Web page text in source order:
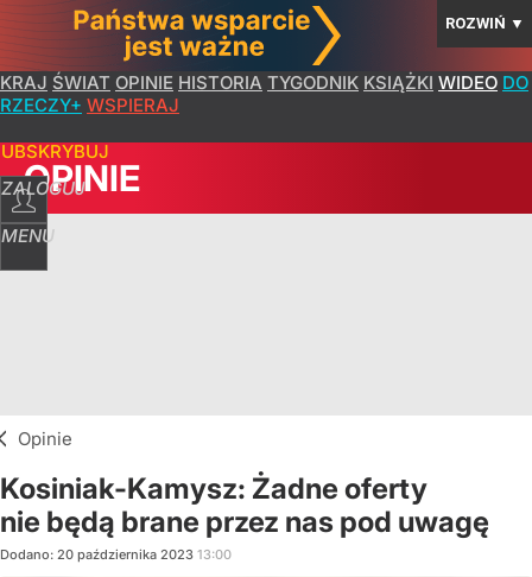
ROZWIŃ ▼
KRAJ ŚWIAT OPINIE HISTORIA TYGODNIK KSIĄŻKI WIDEO DO
RZECZY+ WSPIERAJ
ZALOGUJ
MENU
OPINIE
Opinie
Kosiniak-Kamysz: Żadne oferty
nie będą brane przez nas pod uwagę
Dodano: 20 października 2023 13:00